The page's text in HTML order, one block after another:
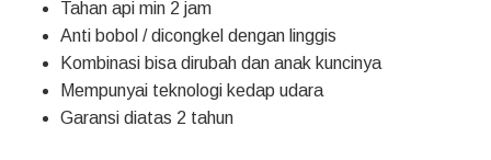
Tahan api min 2 jam
Anti bobol / dicongkel dengan linggis
Kombinasi bisa dirubah dan anak kuncinya
Mempunyai teknologi kedap udara
Garansi diatas 2 tahun